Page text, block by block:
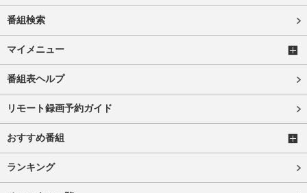
番組検索
マイメニュー
番組表ヘルプ
リモート録画予約ガイド
おすすめ番組
ランキング